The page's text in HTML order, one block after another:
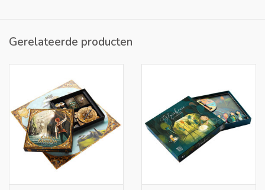
Beschrijving coöperatief spel vanaf 4 jaar
Duur 20 minutenvoor 1 tot 6 spelers
doos: 21x21 cm
bord: 40x40 glaskralen: 1,5 cm
Inhoud 1 spelbord,1 zandloperpuzzel bestaande uit negen
kaarten,40 Tsjechische glaskralen van 1,5 cm (2 reserve) 1
kleuren dobbelsteen en een katoenenbuideltje
Gerelateerde producten